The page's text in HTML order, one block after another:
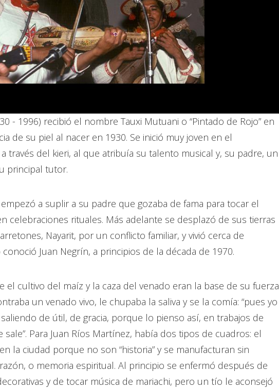
- 1996) recibió el nombre Tauxi Mutuani o “Pintado de Rojo” en
de su piel al nacer en 1930. Se inició muy joven en el
través del kieri, al que atribuía su talento musical y, su padre, un
principal tutor.
a suplir a su padre que gozaba de fama para tocar el
celebraciones rituales. Más adelante se desplazó de sus tierras
Nayarit, por un conflicto familiar, y vivió cerca de
Juan Negrín, a principios de la década de 1970.
el cultivo del maíz y la caza del venado eran la base de su fuerza
un venado vivo, le chupaba la saliva y se la comía: “pues yo
de útil, de gracia, porque lo pienso así, en trabajos de
Para Juan Ríos Martínez, había dos tipos de cuadros: el
la ciudad porque no son “historia” y se manufacturan sin
o memoria espiritual. Al principio se enfermó después de
y de tocar música de mariachi, pero un tío le aconsejó